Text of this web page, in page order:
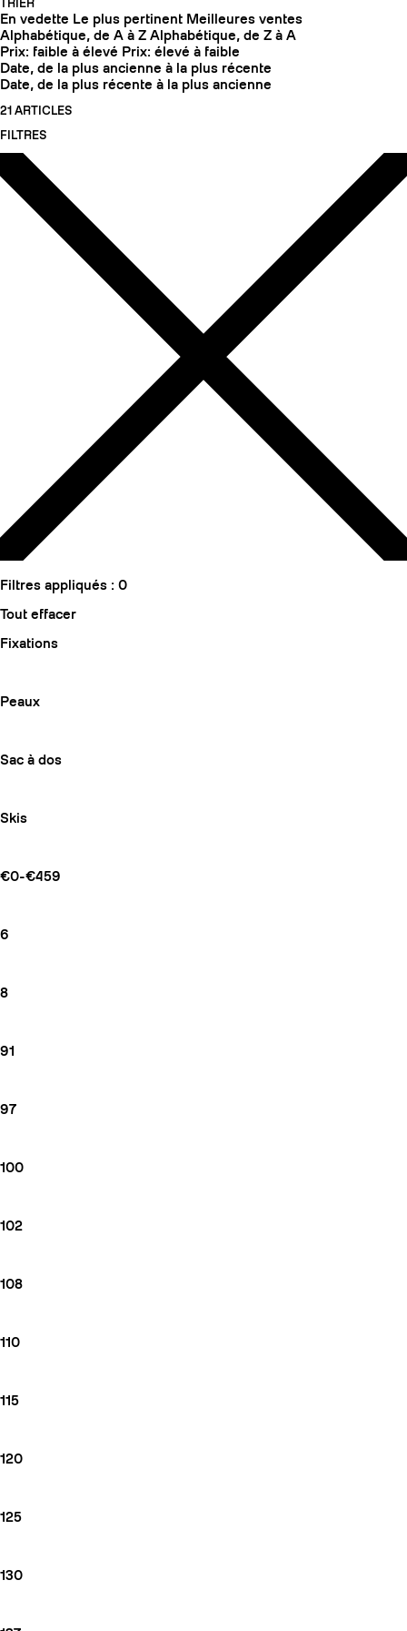
TRIER
En vedette Le plus pertinent Meilleures ventes
Alphabétique, de A à Z Alphabétique, de Z à A
Prix: faible à élevé Prix: élevé à faible
Date, de la plus ancienne à la plus récente
Date, de la plus récente à la plus ancienne
21 ARTICLES
FILTRES
Filtres appliqués : 0
Tout effacer
Fixations
Peaux
Sac à dos
Skis
€0-€459
6
8
91
97
100
102
108
110
115
120
125
130